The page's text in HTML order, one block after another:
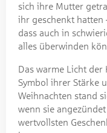
sich ihre Mutter
ihr geschenkt hatten
dass auch in
alles überwinden
Das warme Licht der
Symbol ihrer Stärke
Weihnachten stand
wenn sie
wertvollsten